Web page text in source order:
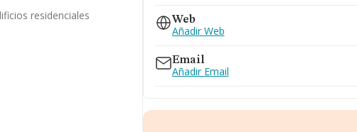
residenciales Web
Añadir Web
Email
Añadir Email